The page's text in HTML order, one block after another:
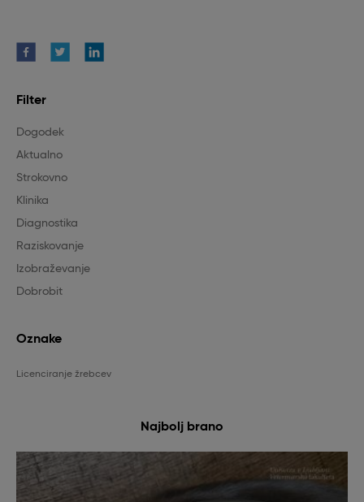
Filter
Dogodek
Aktualno
Strokovno
Klinika
Diagnostika
Raziskovanje
Izobraževanje
Dobrobit
Oznake
Licenciranje žrebcev
Najbolj brano